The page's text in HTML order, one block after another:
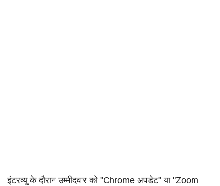
इंटरव्यू के दौरान उम्मीदवार को "Chrome अपडेट" या "Zoom